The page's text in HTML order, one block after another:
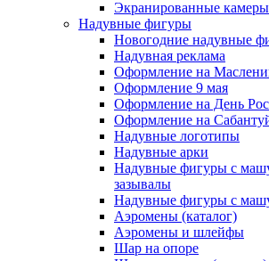
Экранированные камеры
Надувные фигуры
Новогодние надувные
Надувная реклама
Оформление на
Оформление 9 мая
Оформление на День
Оформление на
Надувные логотипы
Надувные арки
Надувные фигуры с
зазывалы
Надувные фигуры с
Аэромены (каталог)
Аэромены и шлейфы
Шар на опоре